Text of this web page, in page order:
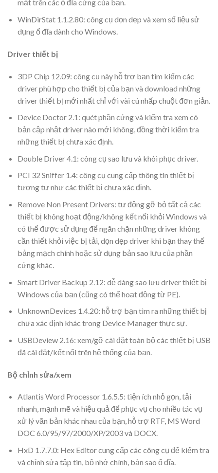
mất trên các ổ đĩa cứng của bạn.
WinDirStat 1.1.2.80: công cụ dọn dẹp và xem số liệu sử
dụng ổ đĩa dành cho Windows.
Driver thiết bị
3DP Chip 12.09: công cụ này hỗ trợ bạn tìm kiếm các
driver phù hợp cho thiết bị của bạn và download những
driver thiết bị mới nhất chỉ với vài cú nhấp chuột đơn giản.
Device Doctor 2.1: quét phần cứng và kiểm tra xem có
bản cập nhật driver nào mới không, đồng thời kiểm tra
những thiết bị chưa xác định.
Double Driver 4.1: công cụ sao lưu và khôi phục driver.
PCI 32 Sniffer 1.4: công cụ cung cấp thông tin thiết bị
tương tự như các thiết bị chưa xác định.
Remove Non Present Drivers: tự động gỡ bỏ tất cả các
thiết bị không hoạt động/không kết nối khỏi Windows và
có thể được sử dụng để ngăn chặn những driver không
cần thiết khỏi việc bị tải, dọn dẹp driver khi bạn thay thế
bảng mạch chính hoặc sử dụng bản sao lưu của phần
cứng khác.
Smart Driver Backup 2.12: dễ dàng sao lưu driver thiết bị
Windows của bạn (cũng có thể hoạt động từ PE).
UnknownDevices 1.4.20: hỗ trợ bạn tìm ra những thiết bị
chưa xác định khác trong Device Manager thực sự.
USBDeview 2.16: xem/gỡ cài đặt toàn bộ các thiết bị USB
đã cài đặt/kết nối trên hệ thống của bạn.
Bộ chỉnh sửa/xem
Atlantis Word Processor 1.6.5.5: tiện ích nhỏ gọn, tải
nhanh, mạnh mẽ và hiệu quả để phục vụ cho nhiều tác vụ
xử lý văn bản khác nhau của bạn, hỗ trợ RTF, MS Word
DOC 6.0/95/97/2000/XP/2003 và DOCX.
HxD 1.7.7.0: Hex Editor cung cấp các công cụ để kiểm tra
và chỉnh sửa tập tin, bộ nhớ chính, bản sao ổ đĩa.